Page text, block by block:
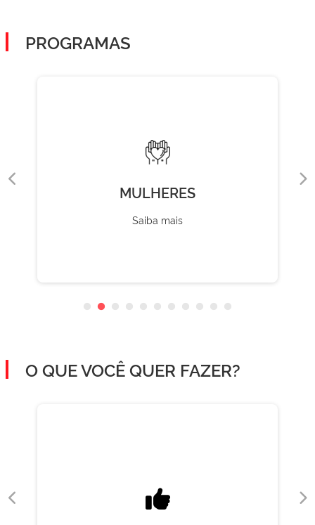
PROGRAMAS
MULHERES
Saiba mais
O QUE VOCÊ QUER FAZER?